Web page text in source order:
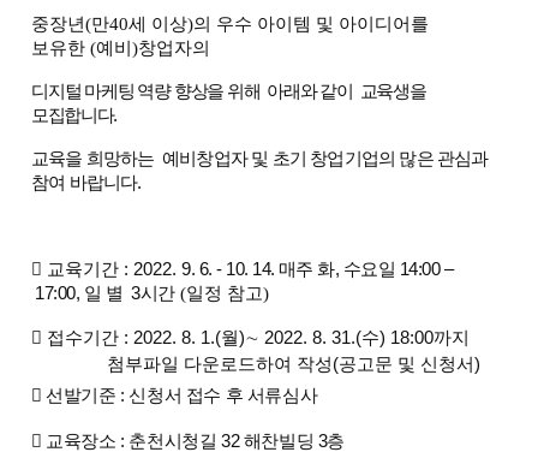
중장년(만40세 이상)의 우수 아이템 및 아이디어를
보유한 (예비)창업자의
디지털 마케팅 역량 향상을 위해 아래와 같이 교육생을
모집합니다.
교육을 희망하는 예비창업자 및 초기 창업기업의 많은 관심과
참여 바랍니다.
 교육기간 : 2022. 9. 6. - 10. 14. 매주 화, 수요일 14:00–
17:00, 일 별3시간(일정 참고)
 접수기간 : 2022. 8. 1.(월)∼ 2022. 8. 31.(수) 18:00까지
첨부파일 다운로드하여 작성(공고문 및 신청서)
선발기준 : 신청서 접수 후 서류심사
 교육장소 : 춘천시청길 32 해찬빌딩 3층